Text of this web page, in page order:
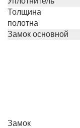
Толщина
полотна
Замок основной
Замок